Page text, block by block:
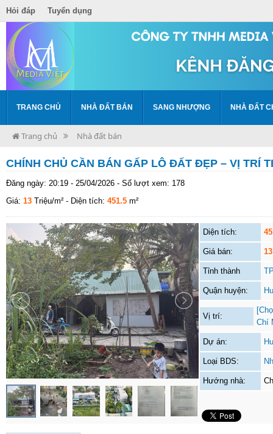
Hỏi đáp Tuyển dụng
TRANG CHỦ NHÀ ĐẤT BÁN SANG NHƯỢNG NHÀ ĐẤT
Trang chủ Nhà đất bán
CHÍNH CHỦ CẦN BÁN GẤP LÔ ĐẤT ĐẸP – VỊ TRÍ
Đăng ngày: 20:19 - 25/04/2026 - Số lượt xem: 178
Giá: 13 Triệu/m² - Diện tích: 451.5 m²
Diện tích:
Giá bán: 13
Tỉnh thành
Quận huyện:
Vị trí:
Chí
Dự án:
Loại BDS:
Hướng nhà: